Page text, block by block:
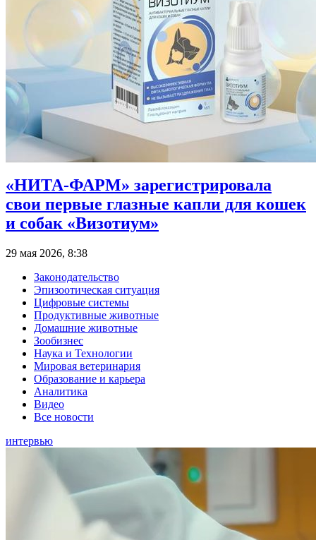
«НИТА-ФАРМ» зарегистрировала
свои первые глазные капли для кошек
и собак «Визотиум»
29 мая 2026, 8:38
Законодательство
Эпизоотическая ситуация
Цифровые системы
Продуктивные животные
Домашние животные
Зообизнес
Наука и Технологии
Мировая ветеринария
Образование и карьера
Аналитика
Видео
Все новости
интервью